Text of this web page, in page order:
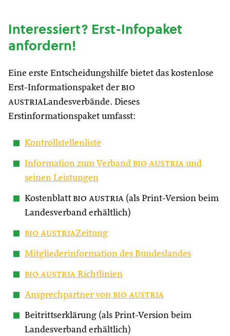
Interessiert? Erst-Infopaket
anfordern!
Eine erste Entscheidungshilfe bietet das kostenlose
Erst-Informationspaket der bio
austriaLandesverbände. Dieses
Erstinformationspaket umfasst:
Kontrollstellenliste
Information zum Verband bio austria und
seinen Leistungen
Kostenblatt bio austria (als Print-Version beim
Landesverband erhältlich)
bio austriaZeitung
Mitgliederinformation des Bundeslandes
bio austria Richtlinien
Ansprechpartner von bio austria
Beitrittserklärung (als Print-Version beim
Landesverband erhältlich)